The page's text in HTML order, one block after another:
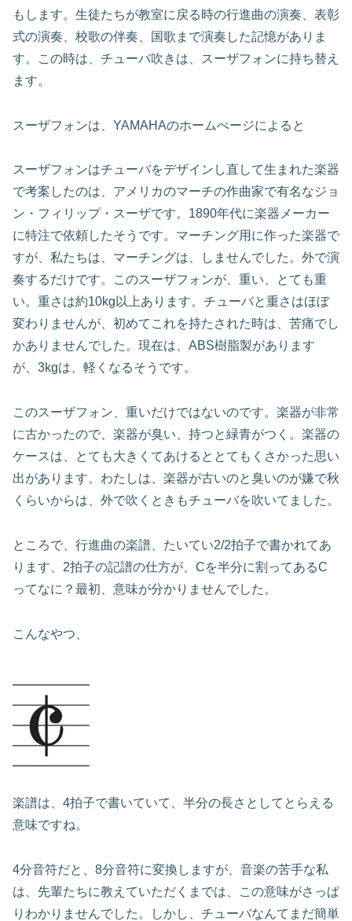
もします。生徒たちが教室に戻る時の行進曲の演奏、表彰
式の演奏、校歌の伴奏、国歌まで演奏した記憶がありま
す。この時は、チューバ吹きは、スーザフォンに持ち替え
ます。
スーザフォンは、YAMAHAのホームぺージによると
スーザフォンはチューバをデザインし直して生まれた楽器
で考案したのは、アメリカのマーチの作曲家で有名なジョ
ン・フィリップ・スーザです。1890年代に楽器メーカー
に特注で依頼したそうです。マーチング用に作った楽器で
すが、私たちは、マーチングは、しませんでした。外で演
奏するだけです。このスーザフォンが、重い、とても重
い。重さは約10kg以上あります。チューバと重さはほぼ
変わりませんが、初めてこれを持たされた時は、苦痛でし
かありませんでした。現在は、ABS樹脂製があります
が、3kgは、軽くなるそうです。
このスーザフォン、重いだけではないのです。楽器が非常
に古かったので、楽器が臭い、持つと緑青がつく。楽器の
ケースは、とても大きくてあけるととてもくさかった思い
出があります。わたしは、楽器が古いのと臭いのが嫌で秋
くらいからは、外で吹くときもチューバを吹いてました。
ところで、行進曲の楽譜、たいてい2/2拍子で書かれてあ
ります、2拍子の記譜の仕方が、Cを半分に割ってあるC
ってなに？最初、意味が分かりませんでした。
こんなやつ、
楽譜は、4拍子で書いていて、半分の長さとしてとらえる
意味ですね。
4分音符だと、8分音符に変換しますが、音楽の苦手な私
は、先輩たちに教えていただくまでは、この意味がさっぱ
りわかりませんでした。しかし、チューバなんてまだ簡単